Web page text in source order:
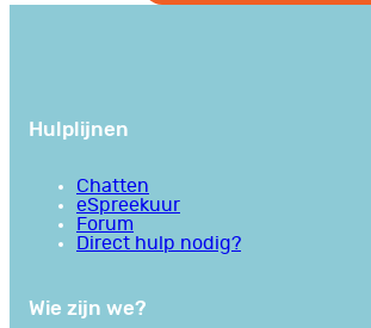
Hulplijnen
Chatten
eSpreekuur
Forum
Direct hulp nodig?
Wie zijn we?